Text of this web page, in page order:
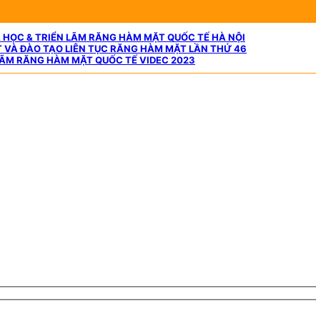
& TRIỂN LÃM RĂNG HÀM MẶT QUỐC TẾ HÀ NỘI
VÀ ĐÀO TẠO LIÊN TỤC RĂNG HÀM MẶT LẦN THỨ 46
RĂNG HÀM MẶT QUỐC TẾ VIDEC 2023